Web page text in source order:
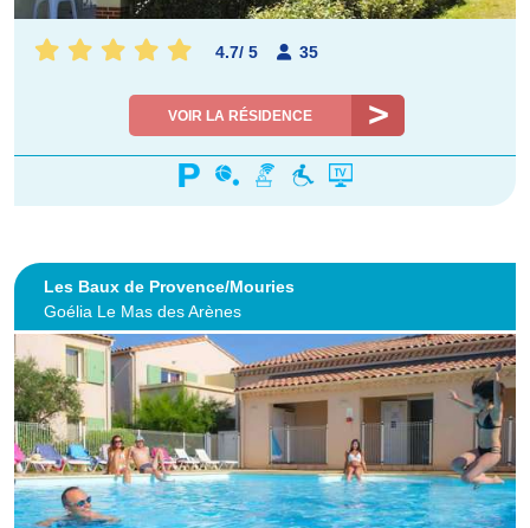
4.7/ 5 35
VOIR LA RÉSIDENCE
Les Baux de Provence/Mouries
Goélia Le Mas des Arènes